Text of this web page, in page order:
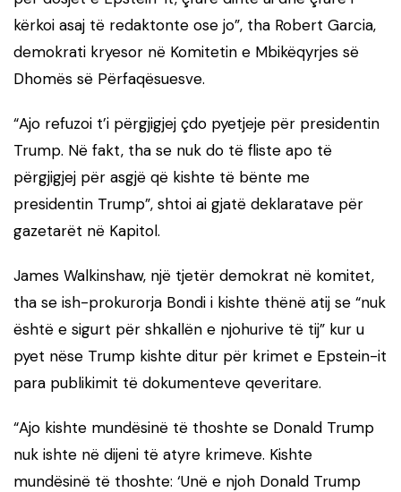
kërkoi asaj të redaktonte ose jo”, tha Robert Garcia,
demokrati kryesor në Komitetin e Mbikëqyrjes së
Dhomës së Përfaqësuesve.
“Ajo refuzoi t’i përgjigjej çdo pyetjeje për presidentin
Trump. Në fakt, tha se nuk do të fliste apo të
përgjigjej për asgjë që kishte të bënte me
presidentin Trump”, shtoi ai gjatë deklaratave për
gazetarët në Kapitol.
James Walkinshaw, një tjetër demokrat në komitet,
tha se ish-prokurorja Bondi i kishte thënë atij se “nuk
është e sigurt për shkallën e njohurive të tij” kur u
pyet nëse Trump kishte ditur për krimet e Epstein-it
para publikimit të dokumenteve qeveritare.
“Ajo kishte mundësinë të thoshte se Donald Trump
nuk ishte në dijeni të atyre krimeve. Kishte
mundësinë të thoshte: ‘Unë e njoh Donald Trump